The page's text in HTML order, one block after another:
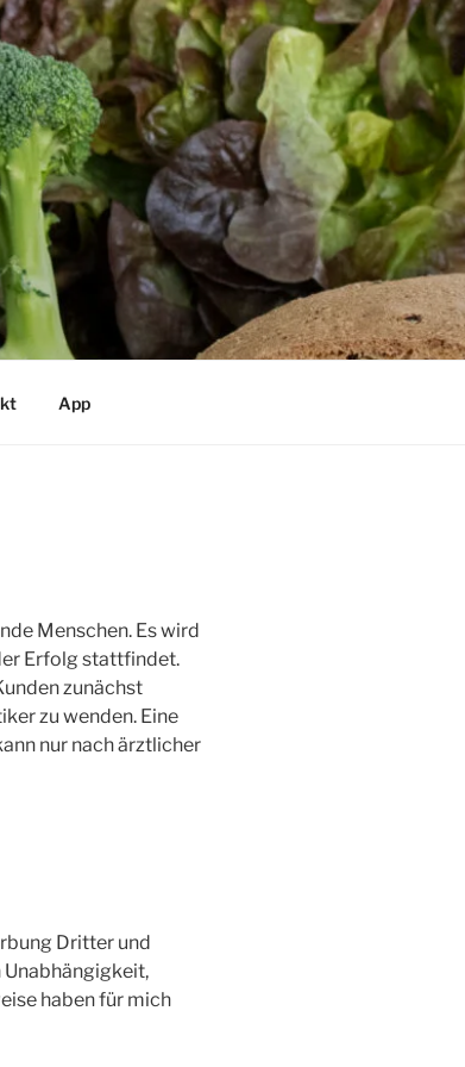
App
Menschen. Es wird
Erfolg stattfindet.
zunächst
zu wenden. Eine
nur nach ärztlicher
Dritter und
Unabhängigkeit,
haben für mich